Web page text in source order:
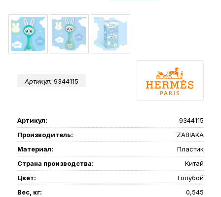
Артикул: 9344115
Артикул:
9344115
Производитель:
ZABIAKA
Материал:
Пластик
Страна производства:
Китай
Цвет:
Голубой
Вес, кг:
0,545